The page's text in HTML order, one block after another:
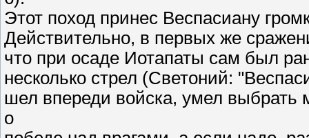
Этот поход принес Веспасиану
Действительно, в первых же
что при осаде Иотапаты сам был
несколько стрел (Светоний:
шел впереди войска, умел
о